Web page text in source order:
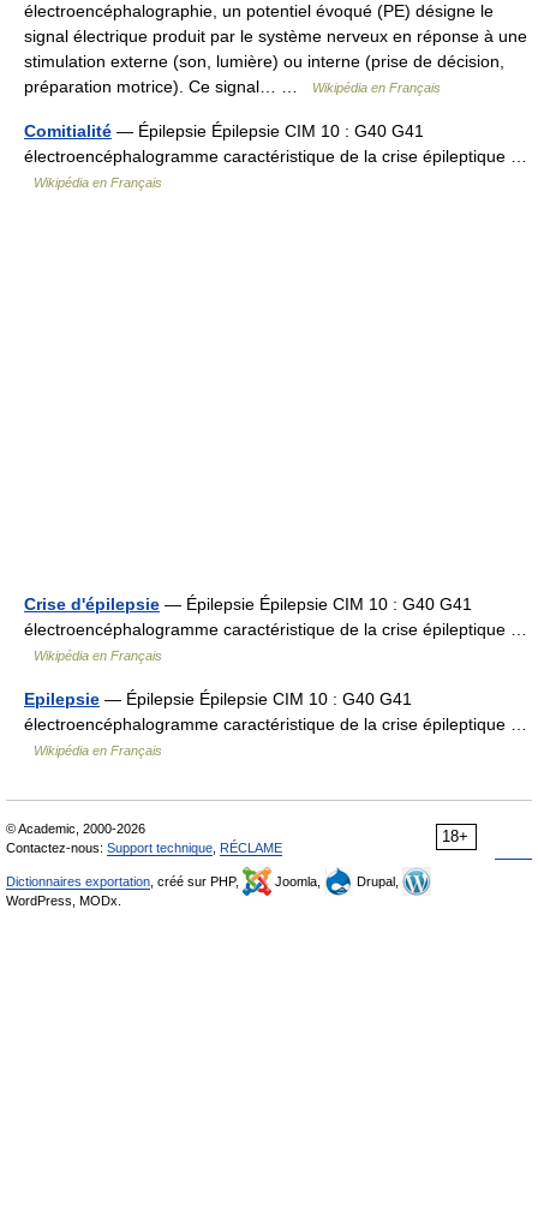
électroencéphalographie, un potentiel évoqué (PE) désigne le
signal électrique produit par le système nerveux en réponse à une
stimulation externe (son, lumière) ou interne (prise de décision,
préparation motrice). Ce signal… …
Wikipédia en Français
Comitialité — Épilepsie Épilepsie CIM 10 : G40 G41
électroencéphalogramme caractéristique de la crise épileptique …
Wikipédia en Français
Crise d'épilepsie — Épilepsie Épilepsie CIM 10 : G40 G41
électroencéphalogramme caractéristique de la crise épileptique …
Wikipédia en Français
Epilepsie — Épilepsie Épilepsie CIM 10 : G40 G41
électroencéphalogramme caractéristique de la crise épileptique …
Wikipédia en Français
18+
© Academic, 2000-2026
Contactez-nous: Support technique RÉCLAME
Dictionnaires exportation , créé sur PHP, Joomla,
Drupal,
WordPress, MODx.